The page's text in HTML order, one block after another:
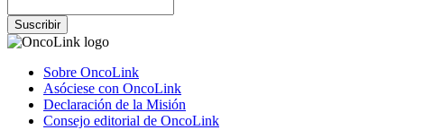
Suscribir
Sobre OncoLink
Asóciese con OncoLink
Declaración de la Misión
Consejo editorial de OncoLink